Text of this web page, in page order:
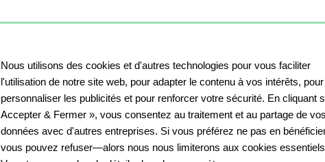
Nous utilisons des cookies et d'autres technologies pour vous faciliter
l'utilisation de notre site web, pour adapter le contenu à vos intérêts, pour
personnaliser les publicités et pour renforcer votre sécurité. En cliquant
Accepter & Fermer », vous consentez au traitement et au partage de vos
données avec d'autres entreprises. Si vous préférez ne pas en
vous pouvez refuser—alors nous nous limiterons aux cookies